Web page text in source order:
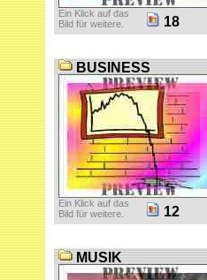
Ein Klick auf das
Bild für weitere.
18
BUSINESS
Ein Klick auf das
Bild für weitere.
12
MUSIK